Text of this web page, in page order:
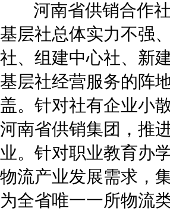
河南省供销合作社
基层社总体实力不强
社、组建中心社、新
基层社经营服务的阵
盖。针对社有企业小
河南省供销集团，推
业。针对职业教育办
物流产业发展需求，
为全省唯一一所物流